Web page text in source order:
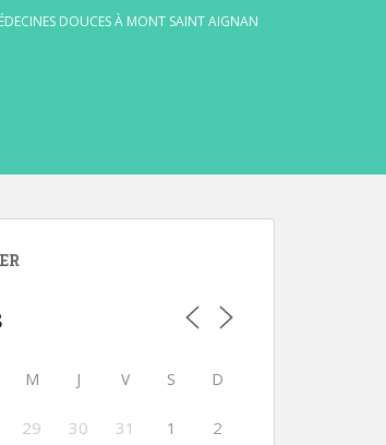
DOUCES À MONT SAINT AIGNAN
M J V S D
29 30 31 1 2